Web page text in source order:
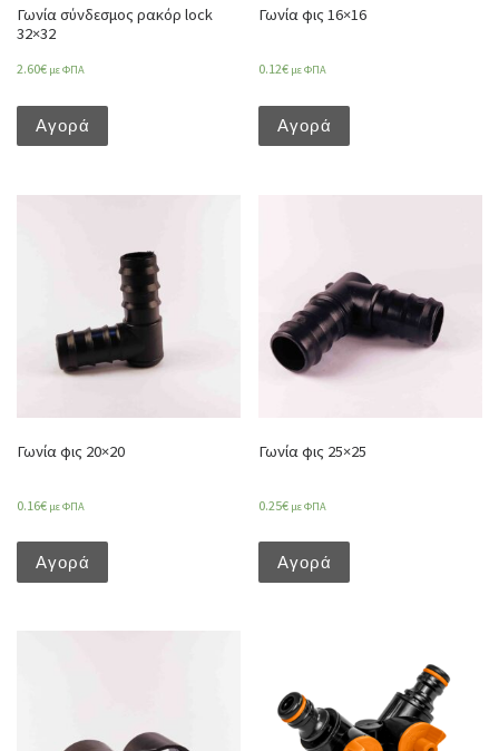
Γωνία σύνδεσμος ρακόρ lock
32×32
2.60€ με ΦΠΑ
Αγορά
Γωνία φις 16×16
0.12€ με ΦΠΑ
Αγορά
Γωνία φις 20×20
0.16€ με ΦΠΑ
Αγορά
Γωνία φις 25×25
0.25€ με ΦΠΑ
Αγορά